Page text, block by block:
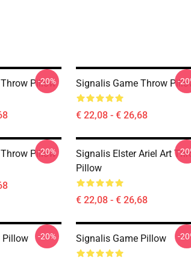
Pillow
-20% Signalis Game Throw
€ 22,08 - € 26,68
-
Pillow
-20%
Signalis Elster Ariel Art
Pillow
€ 22,08 - € 26,68
-
Pillow -20% Signalis Game Pillow -